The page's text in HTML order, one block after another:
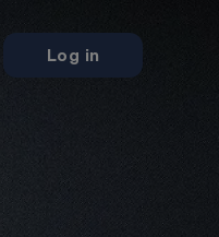
Log in